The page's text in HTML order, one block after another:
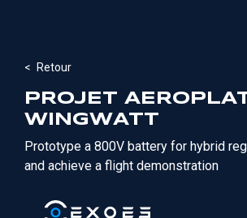
Retour
PROJET
WINGWATT
Prototype a 800V battery for hybrid
and achieve a flight demonstration